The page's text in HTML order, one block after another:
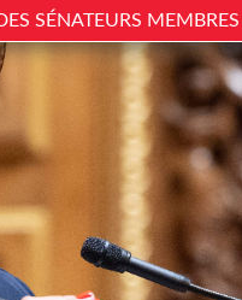
SÉNATEURS